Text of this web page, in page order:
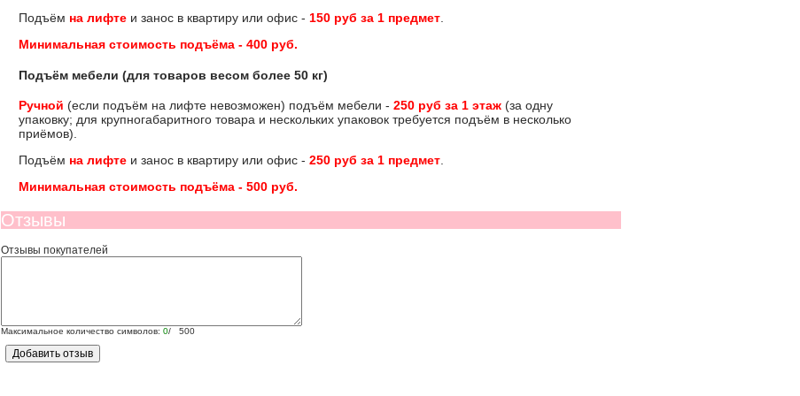
Подъём на лифте и занос в квартиру или офис - 150 руб за 1 предмет.
Минимальная стоимость подъёма - 400 руб.
Подъём мебели (для товаров весом более 50 кг)
Ручной (если подъём на лифте невозможен) подъём мебели - 250 руб за 1 этаж (за одну
упаковку; для крупногабаритного товара и нескольких упаковок требуется подъём в несколько
приёмов).
Подъём на лифте и занос в квартиру или офис - 250 руб за 1 предмет.
Минимальная стоимость подъёма - 500 руб.
Отзывы
Отзывы покупателей
Максимальное количество символов: 0/ 500